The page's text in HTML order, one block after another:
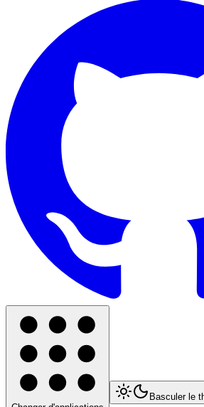
Basculer le